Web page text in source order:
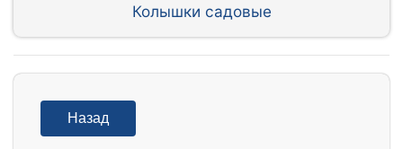
Колышки садовые
Назад